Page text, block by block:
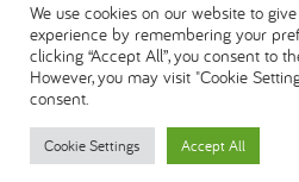
Visit our Danone
We use cookies on our website to
experience by remembering your
clicking “Accept All”, you consent to
However, you may visit "Cookie
consent.
Cookie Settings Accept All